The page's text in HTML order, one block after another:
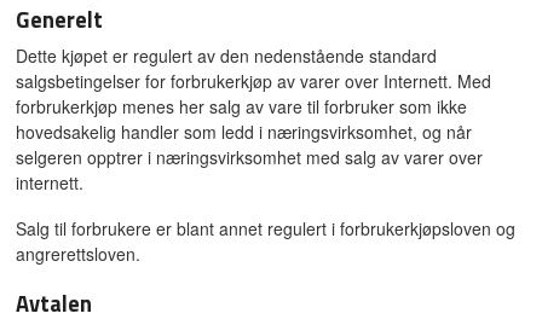
Generelt
Dette kjøpet er regulert av den nedenstående standard
salgsbetingelser for forbrukerkjøp av varer over Internett. Med
forbrukerkjøp menes her salg av vare til forbruker som ikke
hovedsakelig handler som ledd i næringsvirksomhet, og når
selgeren opptrer i næringsvirksomhet med salg av varer over
internett.
Salg til forbrukere er blant annet regulert i forbrukerkjøpsloven og
angrerettsloven.
Avtalen